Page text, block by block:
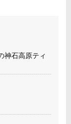
神石高原ティ